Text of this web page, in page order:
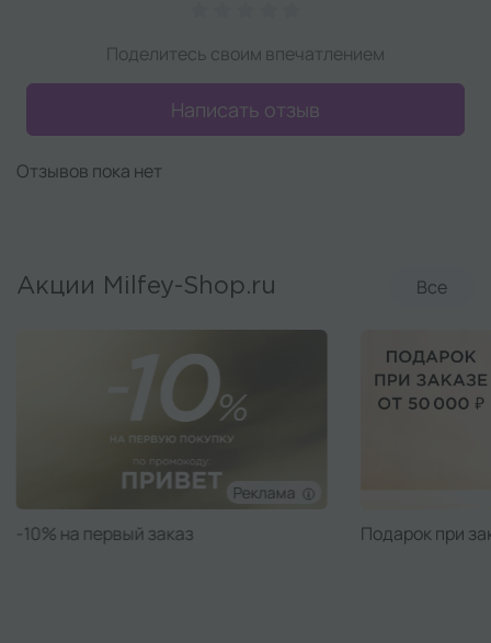
Поделитесь своим впечатлением
Написать отзыв
Отзывов пока нет
Акции Milfey-Shop.ru Все
Реклама
Подарок при заказе от 50 000 ₽ Подарок при